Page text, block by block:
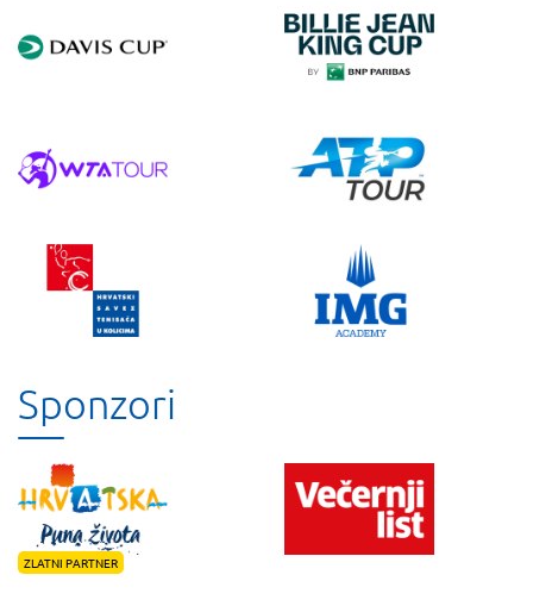
Sponzori
ZLATNI PARTNER